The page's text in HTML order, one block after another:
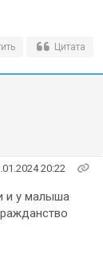
Цитата
20:22
и у малыша